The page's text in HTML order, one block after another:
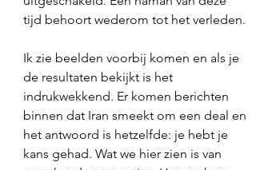
tijd behoort wederom tot het verleden.
Ik zie beelden voorbij komen en als je
de resultaten bekijkt is het
indrukwekkend. Er komen berichten
binnen dat Iran smeekt om een deal en
het antwoord is hetzelfde: je hebt je
kans gehad. Wat we hier zien is van